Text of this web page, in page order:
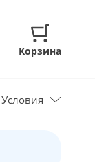
Корзина
Условия